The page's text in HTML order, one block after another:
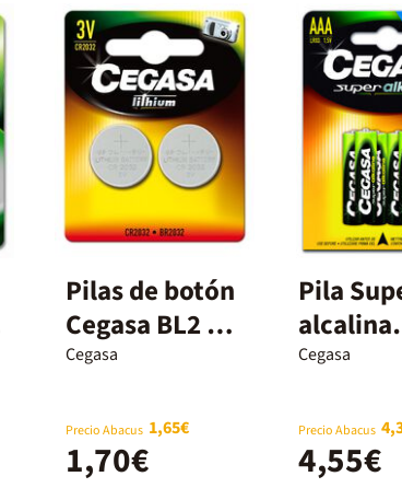
Pilas de botón
Cegasa BL2 3V
CR2032 2u
Cegasa
Precio Abacus 1,65€
1,70€
Pila
alcalina
Cegasa
Cegasa
Precio Abacus
4,55€